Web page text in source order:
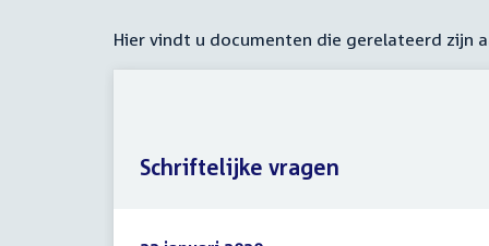
Hier vindt u documenten die gerelateerd zijn
Schriftelijke vragen